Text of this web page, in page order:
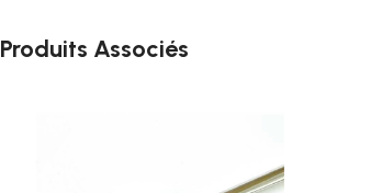
Produits Associés